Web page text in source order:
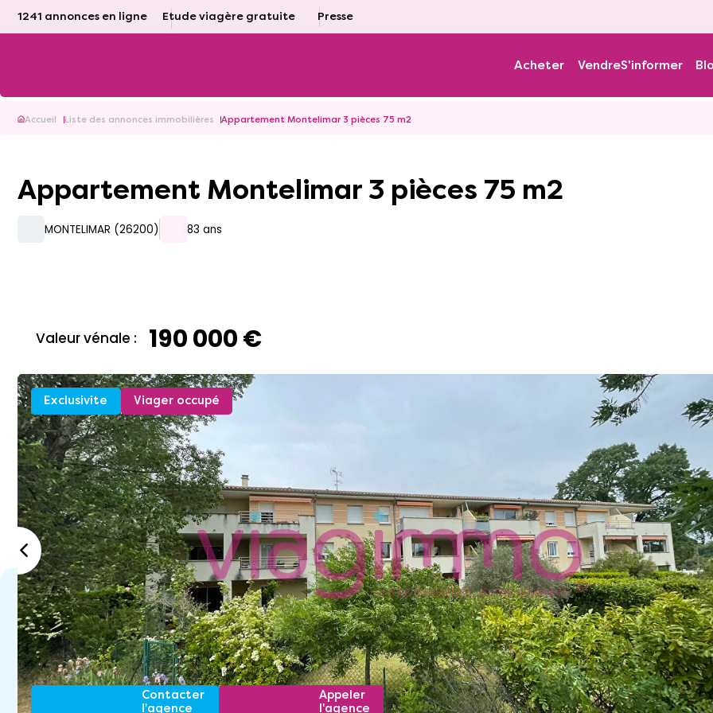
1241 annonces en ligne Etude viagère gratuite Presse
Acheter VendreS'informer
Accueil Liste des annonces immobilières Appartement Montelimar 3 pièces 75 m2
Appartement Montelimar 3 pièces 75 m2
MONTELIMAR (26200) 83 ans
Valeur vénale : 190 000 €
Exclusivite Viager occupé
Contacter
l'agence
Appeler
l'agence